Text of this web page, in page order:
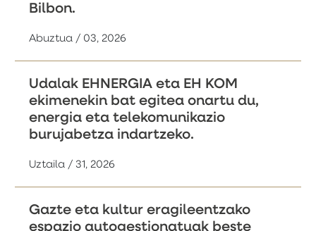
Bilbon.
Abuztua / 03, 2026
Udalak EHNERGIA eta EH KOM
ekimenekin bat egitea onartu du,
energia eta telekomunikazio
burujabetza indartzeko.
Uztaila / 31, 2026
Gazte eta kultur eragileentzako
espazio autogestionatuak beste